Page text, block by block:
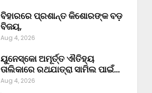
ବିହାରରେ ପ୍ରଶାନ୍ତ କିଶୋରଙ୍କ ବଡ଼
ବିଜୟ,
Aug 4, 2026
ୟୁନେସ୍କୋ ଅମୂର୍ତ୍ତ ଐତିହ୍ୟ
ତାଲିକାରେ ରଥଯାତ୍ରା ସାମିଲ ପାଇଁ…
Aug 4, 2026